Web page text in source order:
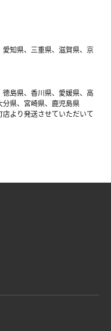
知県、三重県、滋賀県、京
島県、香川県、愛媛県、高
県、宮崎県、鹿児島県
より発送させていただいて